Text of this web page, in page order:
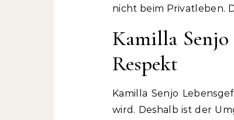
nicht beim Privatleben.
Kamilla
Respekt
Kamilla Senjo
wird. Deshalb ist der